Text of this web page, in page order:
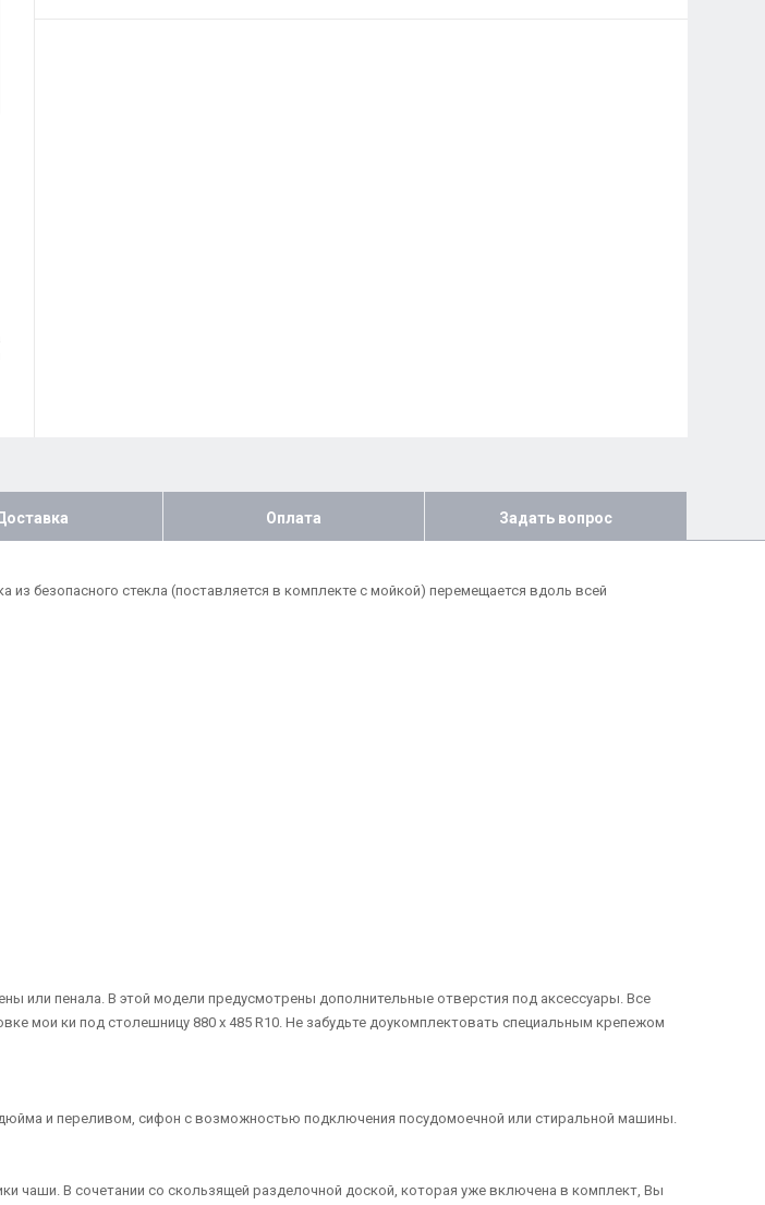
Оплата Задать вопрос
безопасного стекла (поставляется в комплекте с мойкой) перемещается вдоль всей
или пенала. В этой модели предусмотрены дополнительные отверстия под аксессуары. Все
мои ки под столешницу 880 х 485 R10. Не забудьте доукомплектовать специальным крепежом
и переливом, сифон с возможностью подключения посудомоечной или стиральной машины.
чаши. В сочетании со скользящей разделочной доской, которая уже включена в комплект, Вы